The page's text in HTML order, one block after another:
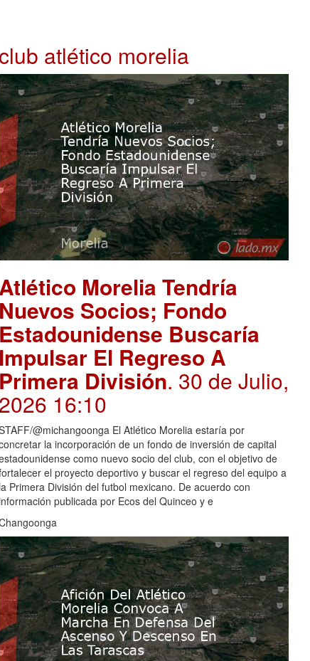
club atlético morelia
Atlético Morelia Tendría
Nuevos Socios; Fondo
Estadounidense Buscaría
Impulsar El Regreso A
Primera División. 30 de Julio,
2026 16:10
@michangoonga El Atlético Morelia estaría por
la incorporación de un fondo de inversión de capital
como nuevo socio del club, con el objetivo de
el proyecto deportivo y buscar el regreso del equipo a
la Primera División del futbol mexicano. De acuerdo con
publicada por Ecos del Quinceo y e